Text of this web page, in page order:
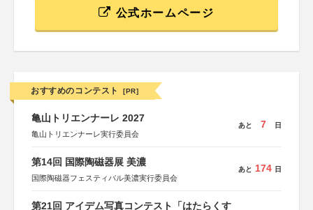
公式ホームページ
おすすめのコンテスト [PR]
亀山トリエンナーレ 2027
亀山トリエンナーレ実行委員会
あと 7 日
第14回 国際陶磁器展 美濃
国際陶磁器フェスティバル美濃実行委員会
あと 174 日
第21回 アイデム写真コンテスト「はたらくす